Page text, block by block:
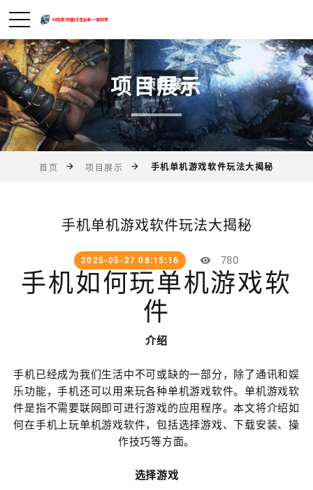
项目展示
首页 项目展示 手机单机游戏软件玩法大揭秘
手机单机游戏软件玩法大揭秘
2025-05-27 08:15:16 780
手机如何玩单机游戏软
件
介绍
手机已经成为我们生活中不可或缺的一部分，除了通讯和娱
乐功能，手机还可以用来玩各种单机游戏软件。单机游戏软
件是指不需要联网即可进行游戏的应用程序。本文将介绍如
何在手机上玩单机游戏软件，包括选择游戏、下载安装、操
作技巧等方面。
选择游戏